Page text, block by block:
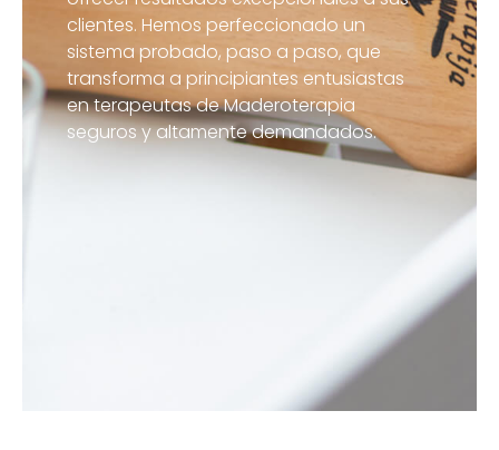
clientes. Hemos perfeccionado un
sistema probado, paso a paso, que
transforma a principiantes entusiastas
en terapeutas de Maderoterapia
seguros y altamente demandados.